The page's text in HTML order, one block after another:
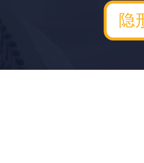
隐